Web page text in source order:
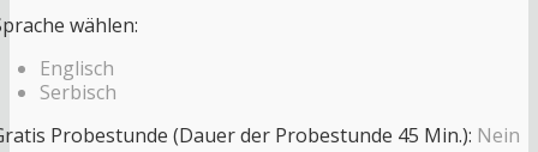
wählen:
Englisch
Serbisch
Probestunde (Dauer der Probestunde 45 Min.): Nein